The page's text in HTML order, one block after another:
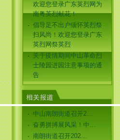
欢迎您登录广东英烈网为
南粤英烈献花！
· 倡导足不出户缅怀英烈祭
扫风尚！欢迎您登录广东
英烈网祭英烈
·
关于疫情期间中山革命烈
士陵园进园注意事项的通
告
· 中山南朗街道召开2…
· 奋勇拼搏展风采！中…
· 南朗街道召开202…